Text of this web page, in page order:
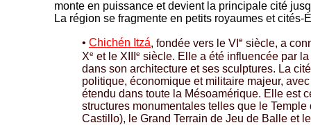
monte en puissance et devient la principale cité
La région se fragmente en petits royaumes et cités-
• Chichén Itzá, fondée vers le VI e siècle, a
Xe et le XIII e siècle. Elle a été influencée par
dans son architecture et ses sculptures. La
politique, économique et militaire majeur,
étendu dans toute la Mésoamérique. Elle est
structures monumentales telles que le
Castillo), le Grand Terrain de Jeu de Balle et